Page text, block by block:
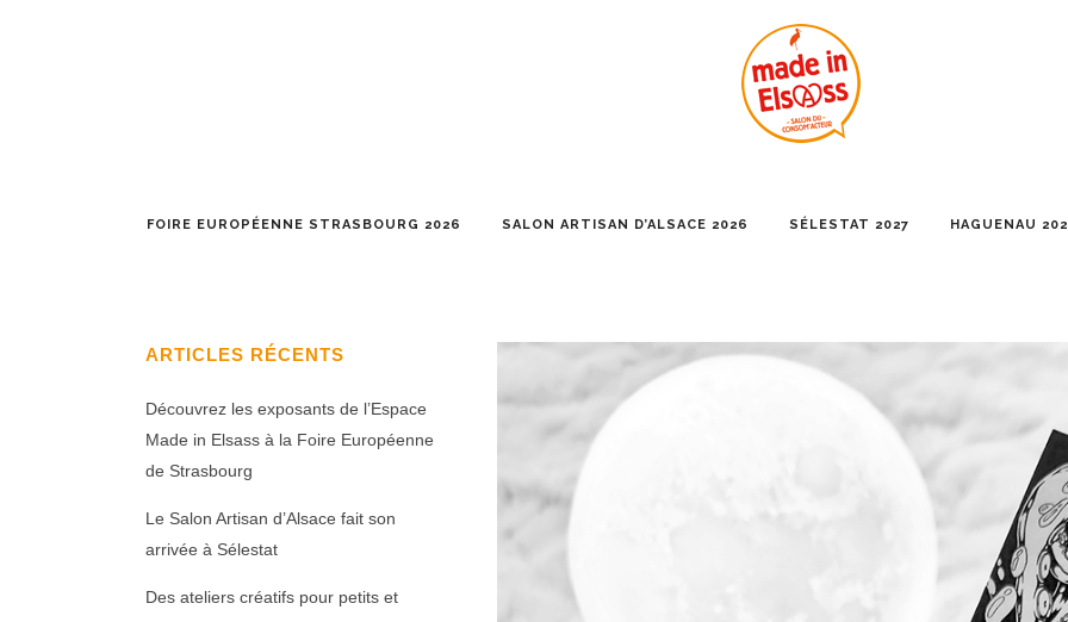
FOIRE EUROPÉENNE STRASBOURG 2026 SALON ARTISAN D’ALSACE 2026 SÉLESTAT 2027 HAGUENAU
ARTICLES RÉCENTS
Découvrez les exposants de l’Espace
Made in Elsass à la Foire Européenne
de Strasbourg
Le Salon Artisan d’Alsace fait son
arrivée à Sélestat
Des ateliers créatifs pour petits et